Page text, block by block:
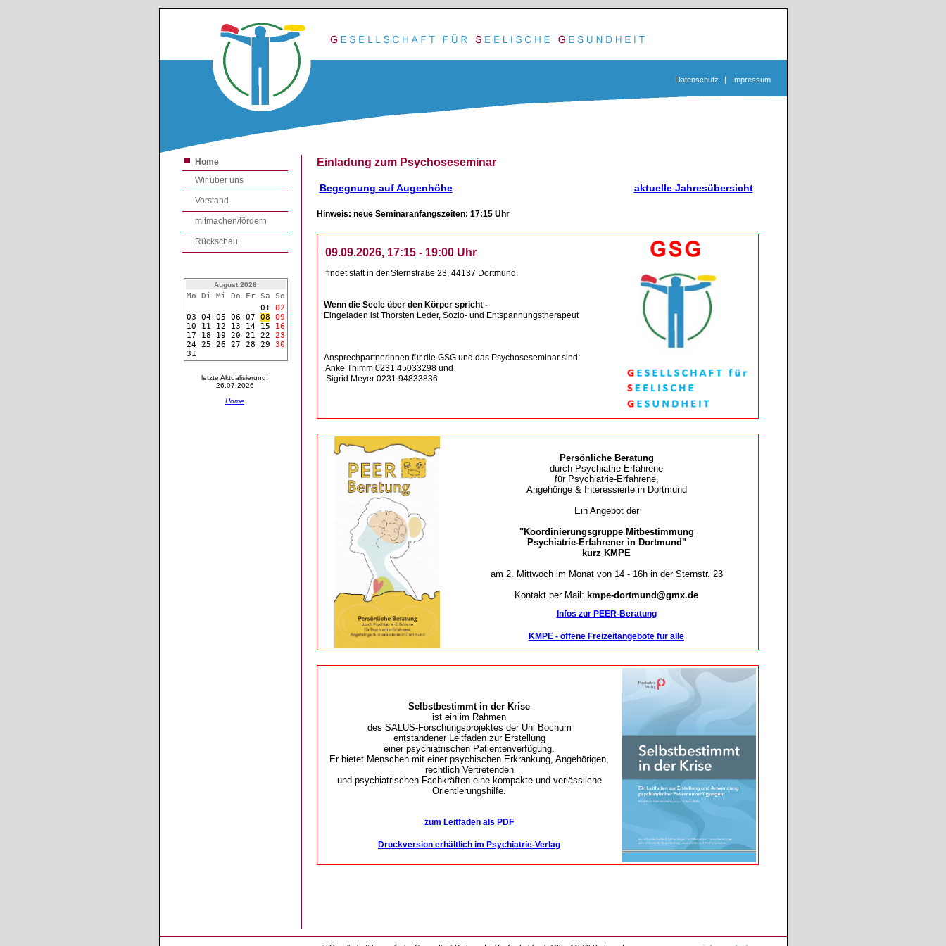
Datenschutz | Impressum
Home
Wir über uns
Vorstand
mitmachen/fördern
Rückschau
August 2026
Mo Di Mi Do Fr Sa So
01 02
03 04 05 06 07 08
09
10
11 12 13 14 15
16
17
18 19 20 21 22 23
24 25 26 27 28 29 30
31
letzte Aktualisierung:
26.07.2026
Home
Einladung zum Psychoseseminar
Begegnung auf Augenhöhe aktuelle Jahresübersicht
Hinweis: neue Seminaranfangszeiten: 17:15 Uhr
09.09.2026, 17:15 - 19:00 Uhr
findet statt in der Sternstraße 23, 44137 Dortmund.
Wenn die Seele über den Körper spricht -
Eingeladen ist Thorsten Leder, Sozio- und Entspannungstherapeut
Ansprechpartnerinnen für die GSG und das Psychoseseminar sind:
Anke Thimm 0231 45033298 und
Sigrid Meyer 0231 94833836
Persönliche Beratung
durch Psychiatrie-Erfahrene
für Psychiatrie-Erfahrene,
Angehörige & Interessierte in Dortmund
Ein Angebot der
"Koordinierungsgruppe Mitbestimmung
Psychiatrie-Erfahrener in Dortmund"
kurz KMPE
am 2. Mittwoch im Monat von 14 - 16h in der Sternstr. 23
Kontakt per Mail: kmpe-dortmund@gmx.de
Infos zur PEER-Beratung
KMPE - offene Freizeitangebote für alle
Selbstbestimmt in der Krise
ist ein im Rahmen
des SALUS-Forschungsprojektes der Uni Bochum
entstandener Leitfaden zur Erstellung
einer psychiatrischen Patientenverfügung.
Er bietet Menschen mit einer psychischen Erkrankung, Angehörigen,
rechtlich Vertretenden
und psychiatrischen Fachkräften eine kompakte und verlässliche
Orientierungshilfe.
zum Leitfaden als PDF
Druckversion erhältlich im Psychiatrie-Verlag